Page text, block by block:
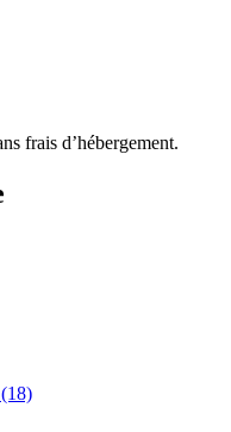
frais d’hébergement.
(18)